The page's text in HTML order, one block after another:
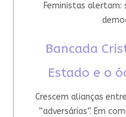
Feministas alertam:
Bancada
Estado e o
Crescem alianças
“adversárias”. Em